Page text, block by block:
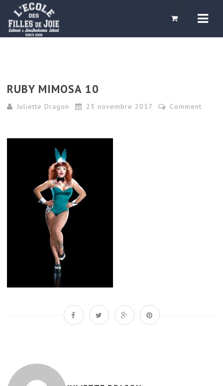
0
RUBY MIMOSA 10
Juliette Dragon 23 novembre 2017 Comment